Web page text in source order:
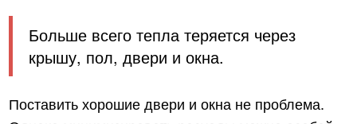
Больше всего тепла теряется через
крышу, пол, двери и окна.
Поставить хорошие двери и окна не проблема.